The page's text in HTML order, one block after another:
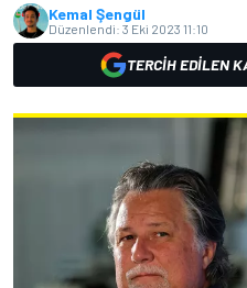
Kemal Şengül
Düzenlendi: 3 Eki 2023 11:10
TERCIH EDILEN